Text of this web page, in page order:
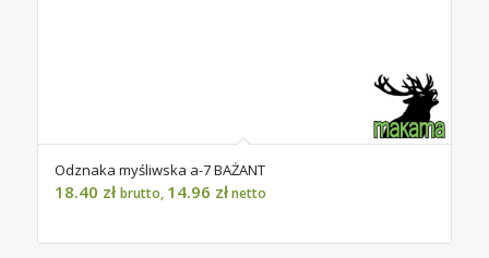
Odznaka myśliwska a-7 BAŻANT
18.40 zł brutto, 14.96 złnetto